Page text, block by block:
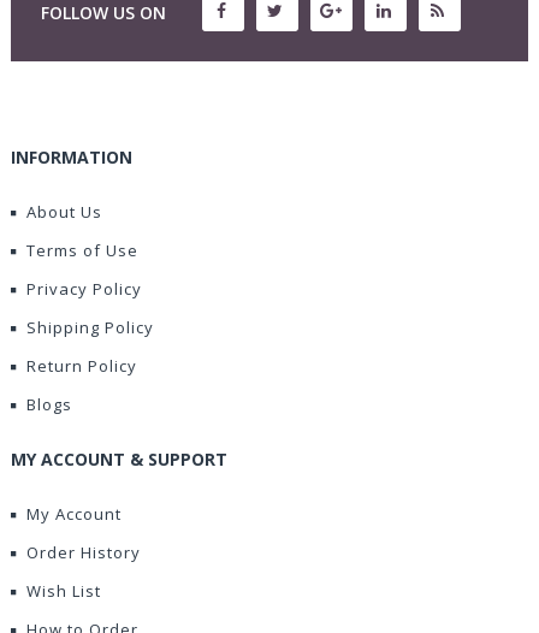
FOLLOW US ON
INFORMATION
About Us
Terms of Use
Privacy Policy
Shipping Policy
Return Policy
Blogs
MY ACCOUNT & SUPPORT
My Account
Order History
Wish List